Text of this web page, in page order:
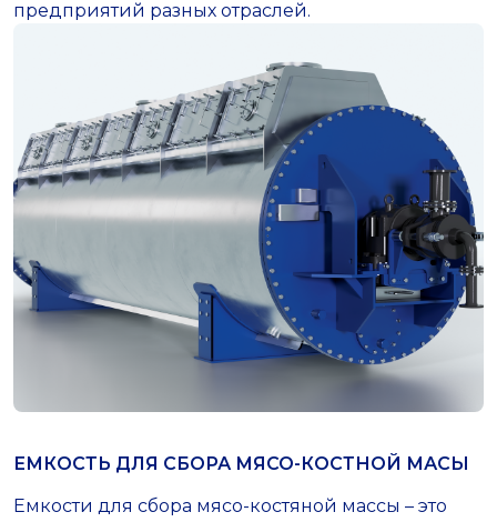
предприятий разных отраслей.
ЕМКОСТЬ ДЛЯ СБОРА МЯСО-КОСТНОЙ МАСЫ
Емкости для сбора мясо-костяной массы – это